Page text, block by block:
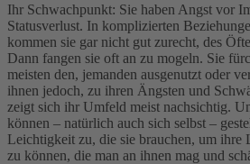
Ihr Schwachpunkt: Sie haben Angst vor
Statusverlust. In komplizierten
kommen sie gar nicht gut zurecht, des
Dann fangen sie oft an zu mogeln. Sie
meisten den, jemanden ausgenutzt oder
ihnen jedoch, zu ihren Ängsten und
zeigt sich ihr Umfeld meist nachsichtig.
können – natürlich auch sich selbst –
Leichtigkeit zu, die sie brauchen, um ihre
zu können, die man an ihnen mag und